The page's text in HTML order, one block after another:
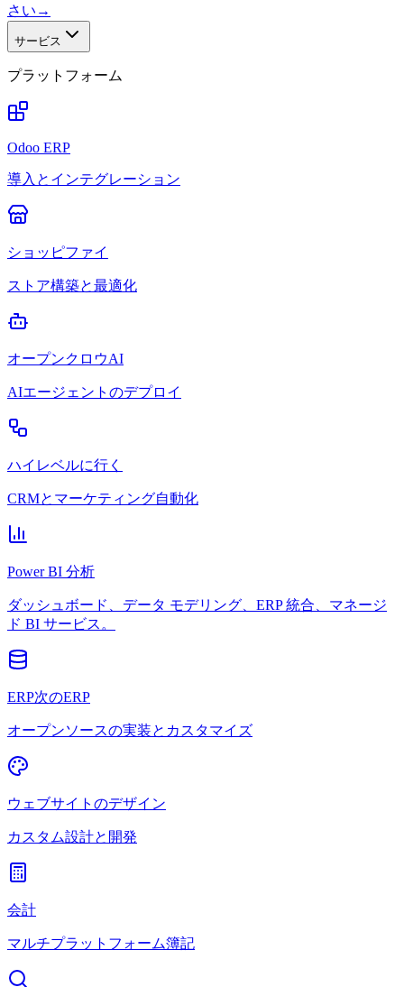
さい →
サービス
プラットフォーム
Odoo ERP
導入とインテグレーション
ショッピファイ
ストア構築と最適化
オープンクロウAI
AIエージェントのデプロイ
ハイレベルに行く
CRMとマーケティング自動化
Power BI 分析
ダッシュボード、データ モデリング、ERP 統合、マネージ
ド BI サービス。
ERP次のERP
オープンソースの実装とカスタマイズ
ウェブサイトのデザイン
カスタム設計と開発
会計
マルチプラットフォーム簿記